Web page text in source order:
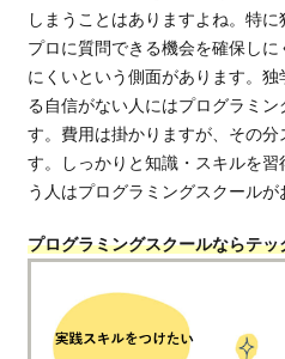
しまうことはありますよね。特
プロに質問できる機会を確保し
にくいという側面があります。
る自信がない人にはプログラミ
す。費用は掛かりますが、その
す。しっかりと知識・スキルを
う人はプログラミングスクールが
プログラミングスクールならテ